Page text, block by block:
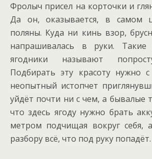
Фролыч присел на корточки и
Да он, оказывается, в самом
поляны. Куда ни кинь взор,
напрашивалась в руки. Такие
ягодники называют
Подбирать эту красоту нужно
неопытный истопчет
уйдёт почти ни с чем, а бывалые
что здесь ягоду нужно брать
метром подчищая вокруг себя,
разбору всё, что под руку попадёт.